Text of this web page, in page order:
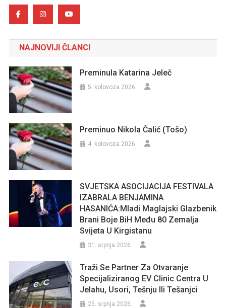
NAJNOVIJI ČLANCI
Preminula Katarina Jeleč
5. kolovoza 2026.
Preminuo Nikola Čalić (Tošo)
4. kolovoza 2026.
SVJETSKA ASOCIJACIJA FESTIVALA
IZABRALA BENJAMINA
HASANIĆA:Mladi Maglajski Glazbenik
Brani Boje BiH Među 80 Zemalja
Svijeta U Kirgistanu
31. srpnja 2026.
Traži Se Partner Za Otvaranje
Specijaliziranog EV Clinic Centra U
Jelahu, Usori, Tešnju Ili Tešanjci
25. srpnja 2026.